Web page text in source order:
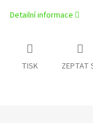
Detailní informace
TISK ZEPTAT